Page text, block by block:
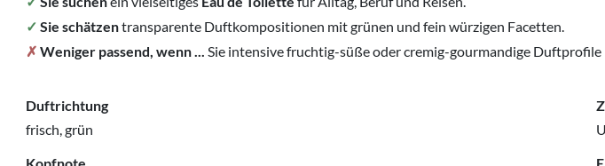
✓ Sie schätzentransparente Duftkompositionen mit grünen und fein würzigen Facetten.
✗ Weniger passend, wenn ... Sie intensive fruchtig-süße oder cremig-gourmandige Duftprofile
Duftrichtung
frisch, grün